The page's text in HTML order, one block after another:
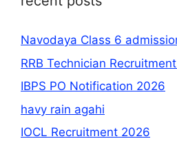
Navodaya Class 6
RRB Technician
IBPS PO Notification 2026
havy rain agahi
IOCL Recruitment 2026